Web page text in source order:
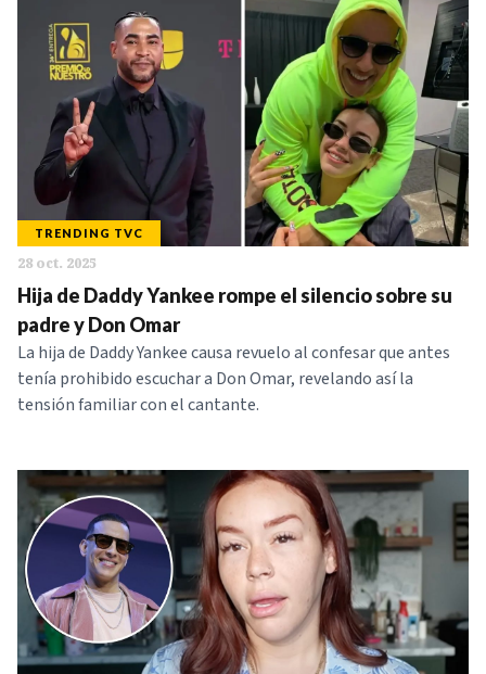
TRENDING TVC
28 oct. 2025
Hija de Daddy Yankee rompe el silencio sobre su
padre y Don Omar
La hija de Daddy Yankee causa revuelo al confesar que antes
tenía prohibido escuchar a Don Omar, revelando así la
tensión familiar con el cantante.